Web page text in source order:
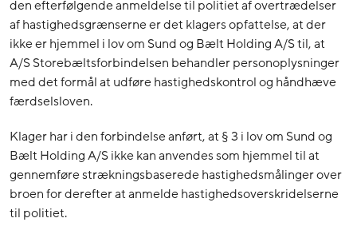
den efterfølgende anmeldelse til politiet af overtrædelser
af hastighedsgrænserne er det klagers opfattelse, at der
ikke er hjemmel i lov om Sund og Bælt Holding A/S til, at
A/S Storebæltsforbindelsen behandler personoplysninger
med det formål at udføre hastighedskontrol og håndhæve
færdselsloven.
Klager har i den forbindelse anført, at § 3 i lov om Sund og
Bælt Holding A/S ikke kan anvendes som hjemmel til at
gennemføre strækningsbaserede hastighedsmålinger over
broen for derefter at anmelde hastighedsoverskridelserne
til politiet.